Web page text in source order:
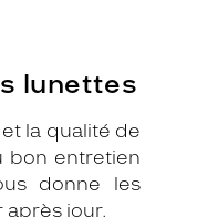
lunettes
la qualité de
bon entretien
donne les
jour.